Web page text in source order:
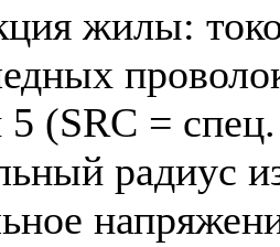
жилы:
5 (SRC =
радиус